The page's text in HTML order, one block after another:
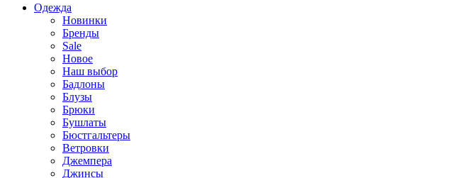
Одежда
Новинки
Бренды
Sale
Новое
Наш выбор
Бадлоны
Блузы
Брюки
Бушлаты
Бюстгальтеры
Ветровки
Джемпера
Джинсы